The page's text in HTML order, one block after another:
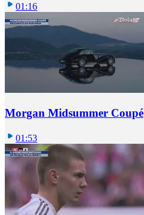
01:16
Morgan Midsummer Coupé
01:53